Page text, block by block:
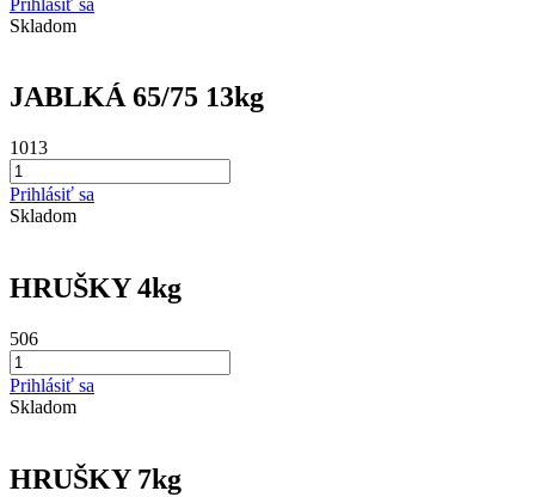
Skladom
JABLKÁ 65/75 13kg
1013
Prihlásiť sa
Skladom
HRUŠKY 4kg
506
Prihlásiť sa
Skladom
HRUŠKY 7kg